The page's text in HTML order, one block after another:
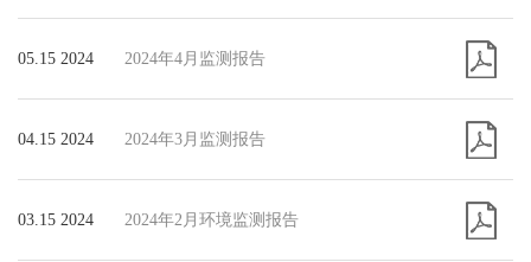
05.15 2024 2024年4月监测报告
04.15 2024 2024年3月监测报告
03.15 2024 2024年2月环境监测报告